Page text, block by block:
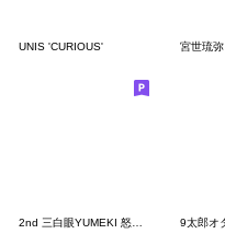
UNIS 'CURIOUS'
2nd 三白眼YUMEKI 怒りのダンストレナー